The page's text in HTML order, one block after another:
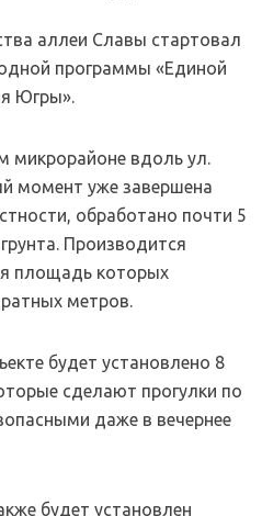
аллеи Славы стартовал
программы «Единой
Югры».
микрорайоне вдоль ул.
момент уже завершена
обработано почти 5
Производится
площадь которых
метров.
будет установлено 8
сделают прогулки по
даже в вечернее
будет установлен